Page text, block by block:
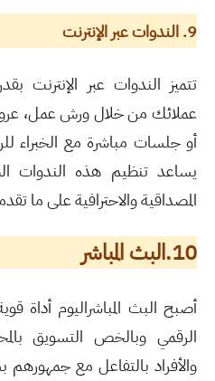
9. الندوات عبر الإنترنت
تتميز الندوات عبر الإنترنت
عملائك من خلال ورش عمل،
أو جلسات مباشرة مع الخبراء
يساعد تنظيم هذه الندوات
المصداقية والاحترافية على ما
10.البث المباشر
أصبح البث المباشراليوم أداة
الرقمي وبالخص التسويق
والأفراد بالتفاعل مع